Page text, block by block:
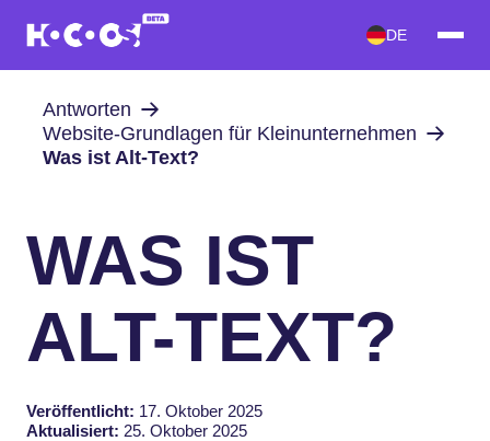
DE
Antworten
Website-Grundlagen für Kleinunternehmen
Was ist Alt-Text?
WAS IST
ALT-TEXT?
Veröffentlicht: 17. Oktober 2025
Aktualisiert: 25. Oktober 2025